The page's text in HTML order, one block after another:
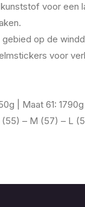
voor een
op de
voor
| Maat 61:
– M (57) – L